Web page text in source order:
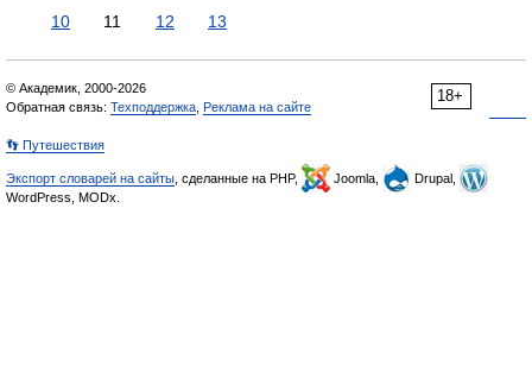
10
11 12 13
18+
© Академик, 2000-2026
Обратная связь: Техподдержка Реклама на сайте
👣 Путешествия
Экспорт словарей на сайты , сделанные на PHP, Joomla,
Drupal,
WordPress, MODx.